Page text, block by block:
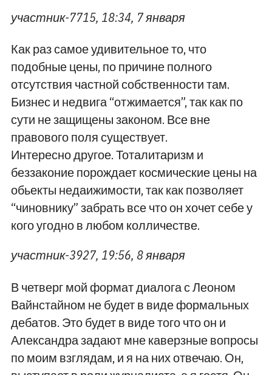
участник-7715, 18:34, 7 января
Как раз самое удивительное то, что
подобные цены, по причине полного
отсутствия частной собственности там.
Бизнес и недвига “отжимается”, так как по
сути не защищены законом. Все вне
правового поля существует.
Интересно другое. Тоталитаризм и
беззаконие порождает космические цены на
обьекты недаижимости, так как позволяет
“чиновнику” забрать все что он хочет себе у
кого угодно в любом колличестве.
участник-3927, 19:56, 8 января
В четверг мой формат диалога с Леоном
Вайнстайном не будет в виде формальных
дебатов. Это будет в виде того что он и
Александра задают мне каверзные вопросы
по моим взглядам, и я на них отвечаю. Он,